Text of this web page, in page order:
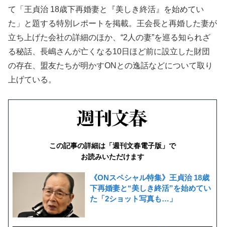
て「王貞治 18歳下再婚妻と『美しき終活』を始めてい
た」と題する特別レポートを掲載。王会長と再婚した妻が
立ち上げた会社の詳細のほか、“2人の妻”を巡る知られざ
る秘話、長嶋さんが亡くなる10日ほど前に設立した財団
の存在、盟友たちが明かすONとの逸話などについて取り
上げている。
この記事の詳細は「週刊文春電子版」で
お読みいただけます
《ONスペシャル特集》王貞治 18歳
下再婚妻と“美しき終活”を始めてい
た「2ショット写真も…」